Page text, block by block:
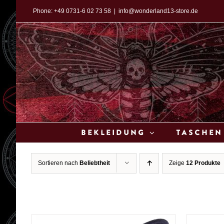
Inhalt
springen
Phone: +49 0731-6 02 73 58 info@wonderland13-store.de
Bekleidung Taschen
Sortieren nach Beliebtheit Zeige 12 Produkte